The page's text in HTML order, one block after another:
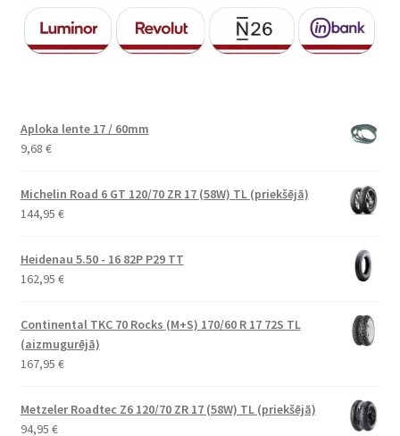
Aploka lente 17 / 60mm
9,68 €
Michelin Road 6 GT 120/70 ZR 17 (58W) TL (priekšējā)
144,95 €
Heidenau 5.50 - 16 82P P29 TT
162,95 €
Continental TKC 70 Rocks (M+S) 170/60 R 17 72S TL
(aizmugurējā)
167,95 €
Metzeler Roadtec Z6 120/70 ZR 17 (58W) TL (priekšējā)
94,95 €